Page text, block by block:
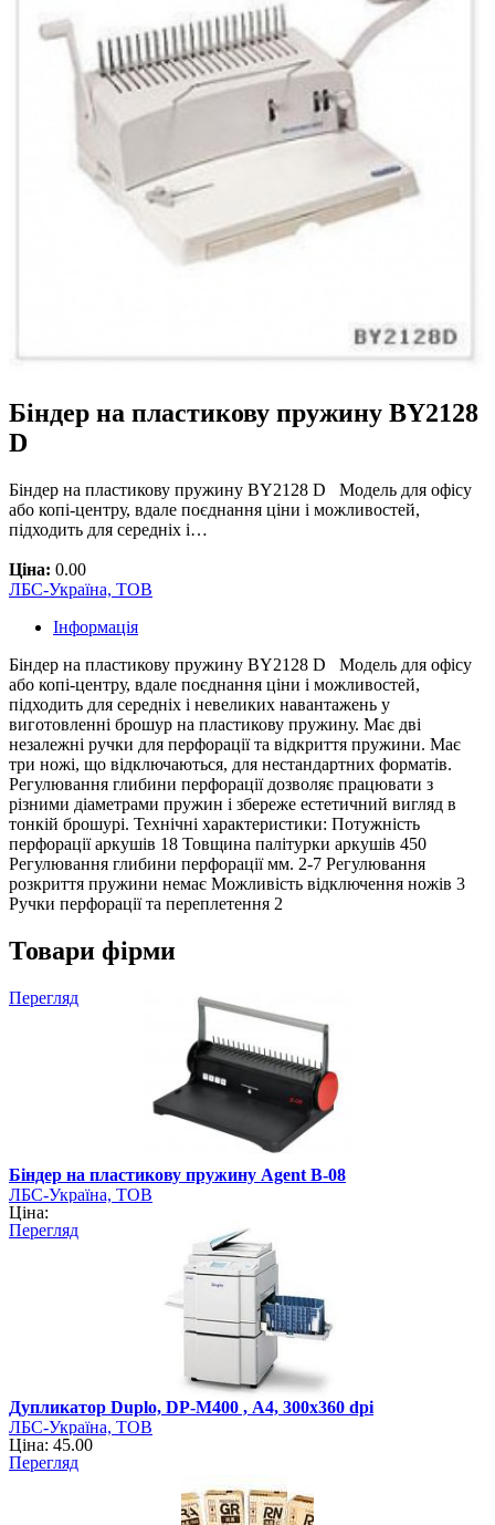
Біндер на пластикову пружину BY2128
D
Біндер на пластикову пружину BY2128 D Модель для офісу
або копі-центру, вдале поєднання ціни і можливостей,
підходить для середніх і…
Ціна: 0.00
ЛБС-Україна, ТОВ
Інформація
Біндер на пластикову пружину BY2128 D Модель для офісу
або копі-центру, вдале поєднання ціни і можливостей,
підходить для середніх і невеликих навантажень у
виготовленні брошур на пластикову пружину. Має дві
незалежні ручки для перфорації та відкриття пружини. Має
три ножі, що відключаються, для нестандартних форматів.
Регулювання глибини перфорації дозволяє працювати з
різними діаметрами пружин і збереже естетичний вигляд в
тонкій брошурі. Технічні характеристики: Потужність
перфорації аркушів 18 Товщина палітурки аркушів 450
Регулювання глибини перфорації мм. 2-7 Регулювання
розкриття пружини немає Можливість відключення ножів 3
Ручки перфорації та переплетення 2
Товари фірми
Перегляд
Біндер на пластикову пружину Agent B-08
ЛБС-Україна, ТОВ
Ціна:
Перегляд
Дупликатор Duplo, DP-M400 , А4, 300х360 dpi
ЛБС-Україна, ТОВ
Ціна: 45.00
Перегляд